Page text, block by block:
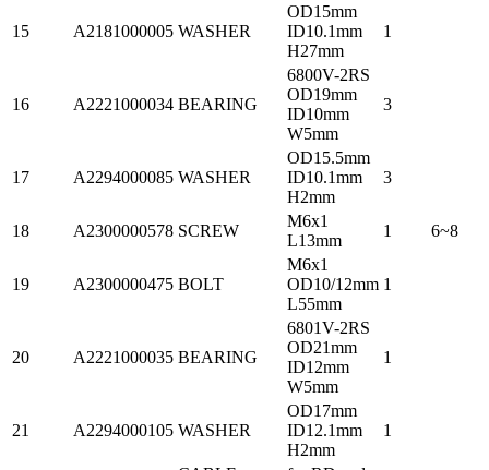
15 A2181000005 WASHER
OD15mm
ID10.1mm
H27mm
1
16 A2221000034 BEARING
6800V-2RS
OD19mm
ID10mm
W5mm
3
17 A2294000085 WASHER
OD15.5mm
ID10.1mm
H2mm
3
18 A2300000578 SCREW
M6x1
L13mm
1 6~8
19 A2300000475 BOLT
M6x1
OD10/12mm
L55mm
1
20 A2221000035 BEARING
6801V-2RS
OD21mm
ID12mm
W5mm
1
21 A2294000105 WASHER
OD17mm
ID12.1mm
H2mm
1